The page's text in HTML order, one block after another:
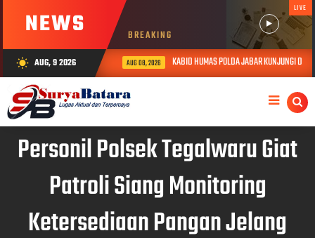
NEWS BREAKING
LIVE
wb_sunny AUG, 9 2026 AUG 08, 2026 KABID HUMAS POLDA JABAR KUNJUNGI DAN
Personil Polsek Tegalwaru Giat
Patroli Siang Monitoring
Ketersediaan Pangan Jelang